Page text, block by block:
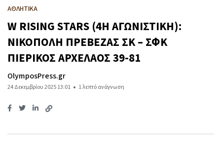
ΑΘΛΗΤΙΚΑ
W RISING STARS (4Η ΑΓΩΝΙΣΤΙΚΗ):
ΝΙΚΟΠΟΛΗ ΠΡΕΒΕΖΑΣ ΣΚ – ΣΦΚ
ΠΙΕΡΙΚΟΣ ΑΡΧΕΛΑΟΣ 39-81
OlymposPress.gr
24 Δεκεμβρίου 2025 13:01 1 λεπτό ανάγνωση